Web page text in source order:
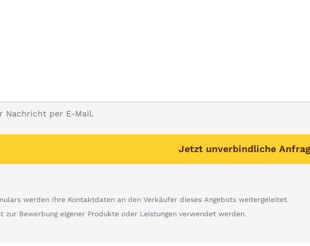
Nachricht per E-Mail.
Jetzt unverbindliche
werden Ihre Kontaktdaten an den Verkäufer dieses Angebots weitergeleitet.
Bewerbung eigener Produkte oder Leistungen verwendet werden.